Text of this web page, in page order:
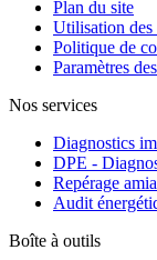
Plan du site
Utilisation des
Politique de
Paramètres
Nos services
Diagnostics
DPE -
Repérage
Audit
Boîte à outils